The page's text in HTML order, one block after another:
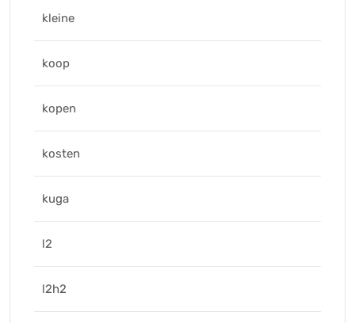
kleine
koop
kopen
kosten
kuga
l2
l2h2